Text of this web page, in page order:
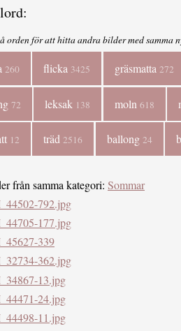
orden för att hitta andra bilder med samma
260 flicka 3425 gräsmatta 272
72 leksak 138 moln 618
12 träd 2516 ballong 24
från samma kategori: Sommar